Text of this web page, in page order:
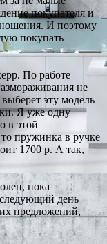
покупателя и
И поэтому
покупать
По работе
не
эту модель
Я уже одну
в этой
пружинка в ручке
1700 р. А так,
пока
день
предложений,